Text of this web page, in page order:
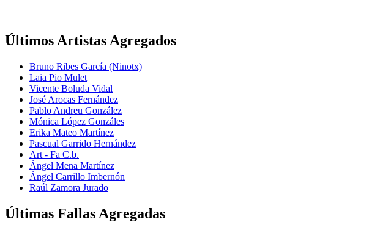
Últimos Artistas Agregados
Bruno Ribes García (Ninotx)
Laia Pio Mulet
Vicente Boluda Vidal
José Arocas Fernández
Pablo Andreu González
Mónica López Gonzáles
Erika Mateo Martínez
Pascual Garrido Hernández
Art - Fa C.b.
Ángel Mena Martínez
Ángel Carrillo Imbernón
Raúl Zamora Jurado
Últimas Fallas Agregadas